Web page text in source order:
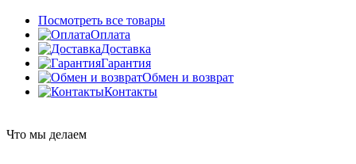
Посмотреть все товары
Оплата
Доставка
Гарантия
Обмен и возврат
Контакты
Что мы делаем